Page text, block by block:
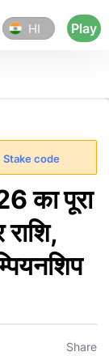
HI Play
Stake code
का पूरा
Share